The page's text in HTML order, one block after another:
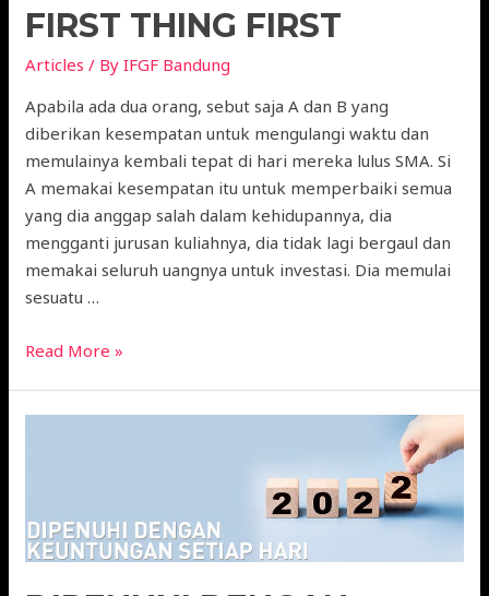
FIRST THING FIRST
Articles / ByIFGF Bandung
Apabila ada dua orang, sebut saja A dan B yang
diberikan kesempatan untuk mengulangi waktu dan
memulainya kembali tepat di hari mereka lulus SMA. Si
A memakai kesempatan itu untuk memperbaiki semua
yang dia anggap salah dalam kehidupannya, dia
mengganti jurusan kuliahnya, dia tidak lagi bergaul dan
memakai seluruh uangnya untuk investasi. Dia memulai
sesuatu …
Read More »